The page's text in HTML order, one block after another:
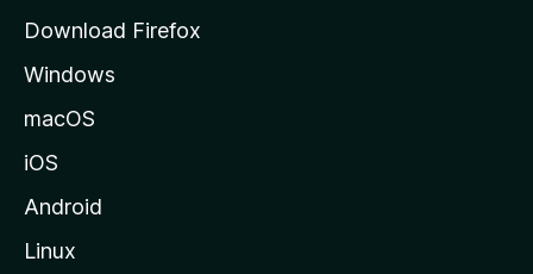
Download Firefox
Windows
macOS
iOS
Android
Linux